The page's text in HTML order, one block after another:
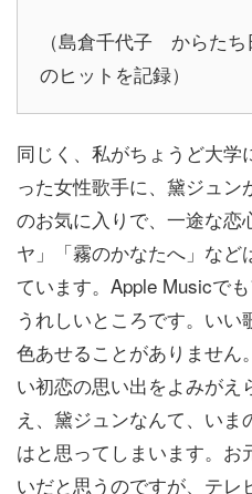
（島倉千代子 からた
のヒットを記録）
同じく、私がちょうど大
った女性歌手に、黛ジュ
のお気に入りで、一途な恋
ヤ」「霧のかなたへ」など
ています。Apple Musicで
うれしいところです。い
色あせることがありません
い初恋の思い出をよみがえ
え、黛ジュンなんて、い
はと思ってしまいます。お
いだと思うのですが、テ